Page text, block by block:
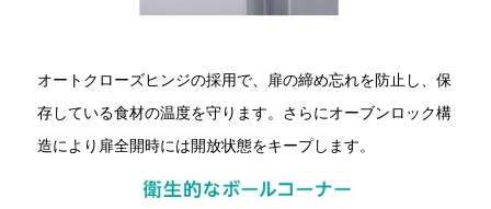
オートクローズヒンジの採用で、扉の締め忘れを防止し、保
存している食材の温度を守ります。さらにオーブンロック構
造により扉全開時には開放状態をキープします。